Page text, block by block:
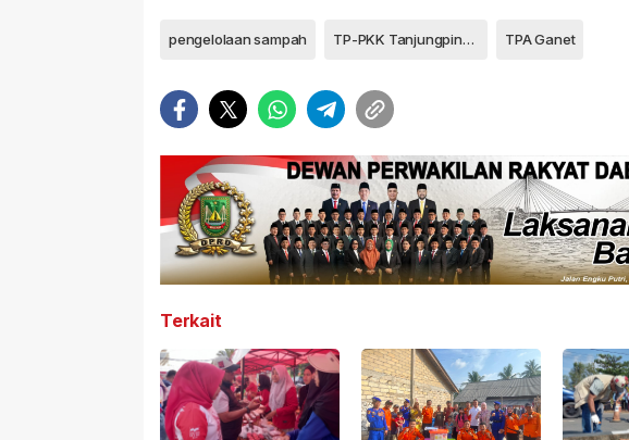
pengelolaan sampah TP-PKK Tanjungpinang TPA Ganet
Terkait